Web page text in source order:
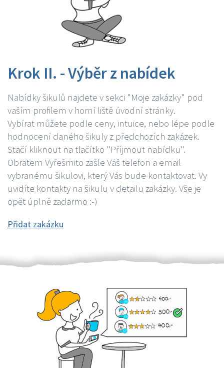
Krok II. - Výběr z nabídek
Nabídky šikulů najdete v sekci "Moje zakázky" pod
vaším profilem v horní liště úvodní stránky.
Vybírat můžete podle ceny, intuice, nebo lépe podle
hodnocení daného šikuly z předchozích zakázek.
Stačí kliknout na tlačítko "Příjmout nabídku".
Obratem Vyřešmito zašle Váš telefon a email
vybranému šikulovi, který Vás bude kontaktovat. Vy
uvidíte kontakty na šikulu v detailu zakázky. Vše je
opět úplně zadarmo :-)
Přidat zakázku